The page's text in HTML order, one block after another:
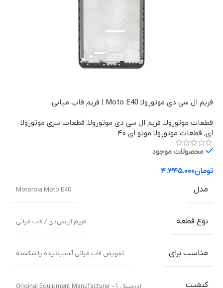
فریم ال سی دی موتورولا Moto E40 | فریم قاب میانی
قطعات موتورولا, فریم ال سی دی موتورولا, قطعات سری موتورولا
ای, قطعات موتورولا موتو ای ۴۰
محصولات موجود
تومان۴.۳۴۵.۰۰۰
مدل
Motorola Moto E40
نوع قطعه فریم ال‌سی‌دی / قاب میانی
مناسب برای تعویض قاب میانی آسیب‌دیده یا شکسته
کیفیت
اورجینال (Original Equipment Manufacturer –